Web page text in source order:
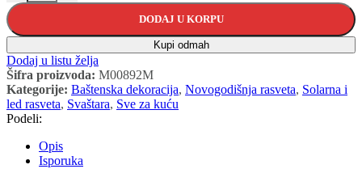
DODAJ U KORPU
Kupi odmah
Dodaj u listu želja
Šifra proizvoda: M00892M
Kategorije: Baštenska dekoracija, Novogodišnja rasveta, Solarna i
led rasveta, Svaštara, Sve za kuću
Podeli:
Opis
Isporuka